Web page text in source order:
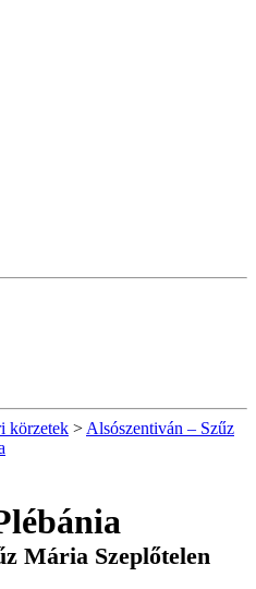
körzetek > Alsószentiván – Szűz
Mária Szeplőtelen